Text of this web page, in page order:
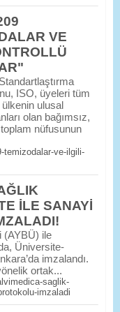
VE
ISO, üyeleri tüm
ulusal
olan bağımsız,
nüfusunun
temizodalar-ve-ilgili-
İLE SANAYİ
(AYBÜ) ile
Üniversite-
imzalandı.
ortak...
saglik-
imzaladi